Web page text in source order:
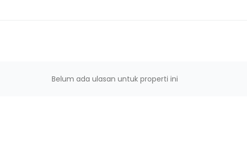
Belum ada ulasan untuk properti ini